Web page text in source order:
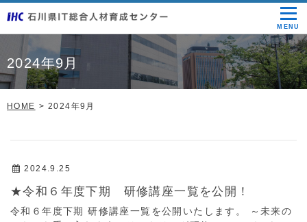
MENU
2024年9月
HOME 2024年9月
2024.9.25
★令和６年度下期 研修講座一覧を公開！
令和６年度下期 研修講座一覧を公開いたします。 ～未来の